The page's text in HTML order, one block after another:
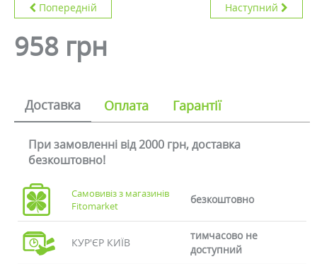
Попередній Наступний
958 грн
Доставка Оплата Гарантії
При замовленні від 2000 грн, доставка
безкоштовно!
Самовивіз з магазинів
Fitomarket
безкоштовно
КУР'ЄР КИЇВ
тимчасово не
доступний